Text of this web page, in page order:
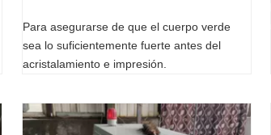
Para asegurarse de que el cuerpo verde
sea lo suficientemente fuerte antes del
acristalamiento e impresión.